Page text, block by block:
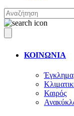
ΚΟΙΝΩΝΙΑ
Έγκλημα
Καιρός